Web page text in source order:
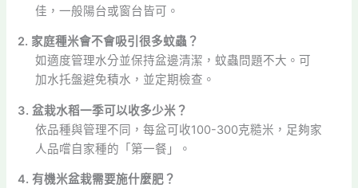
佳，一般陽台或窗台皆可。
2. 家庭種米會不會吸引很多蚊蟲？
如適度管理水分並保持盆邊清潔，蚊蟲問題不大。可
加水托盤避免積水，並定期檢查。
3. 盆栽水稻一季可以收多少米？
依品種與管理不同，每盆可收100-300克糙米，足夠家
人品嚐自家種的「第一餐」。
4. 有機米盆栽需要施什麼肥？